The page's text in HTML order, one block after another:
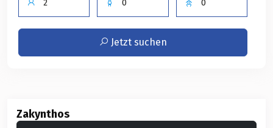
Jetzt suchen
Zakynthos